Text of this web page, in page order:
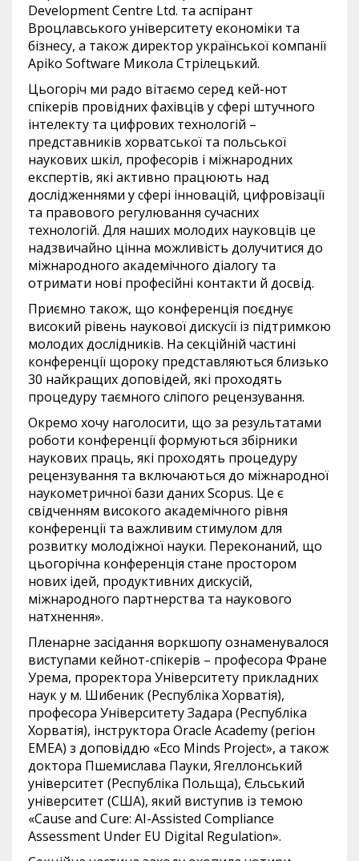
Development Centre Ltd. та аспірант
Вроцлавського університету економіки та
бізнесу, а також директор української компанії
Apiko Software Микола Стрілецький.
Цьогоріч ми радо вітаємо серед кей-нот
спікерів провідних фахівців у сфері штучного
інтелекту та цифрових технологій –
представників хорватської та польської
наукових шкіл, професорів і міжнародних
експертів, які активно працюють над
дослідженнями у сфері інновацій, цифровізації
та правового регулювання сучасних
технологій. Для наших молодих науковців це
надзвичайно цінна можливість долучитися до
міжнародного академічного діалогу та
отримати нові професійні контакти й досвід.
Приємно також, що конференція поєднує
високий рівень наукової дискусії із підтримкою
молодих дослідників. На секційній частині
конференції щороку представляються близько
30 найкращих доповідей, які проходять
процедуру таємного сліпого рецензування.
Окремо хочу наголосити, що за результатами
роботи конференції формуються збірники
наукових праць, які проходять процедуру
рецензування та включаються до міжнародної
наукометричної бази даних Scopus. Це є
свідченням високого академічного рівня
конференції та важливим стимулом для
розвитку молодіжної науки. Переконаний, що
цьогорічна конференція стане простором
нових ідей, продуктивних дискусій,
міжнародного партнерства та наукового
натхнення».
Пленарне засідання воркшопу ознаменувалося
виступами кейнот-спікерів – професора Фране
Урема, проректора Університету прикладних
наук у м. Шибеник (Республіка Хорватія),
професора Університету Задара (Республіка
Хорватія), інструктора Oracle Academy (регіон
EMEA) з доповіддю «Eco Minds Project», а також
доктора Пшемислава Пауки, Ягеллонський
університет (Республіка Польща), Єльський
університет (США), який виступив із темою
«Cause and Cure: AI-Assisted Compliance
Assessment Under EU Digital Regulation».